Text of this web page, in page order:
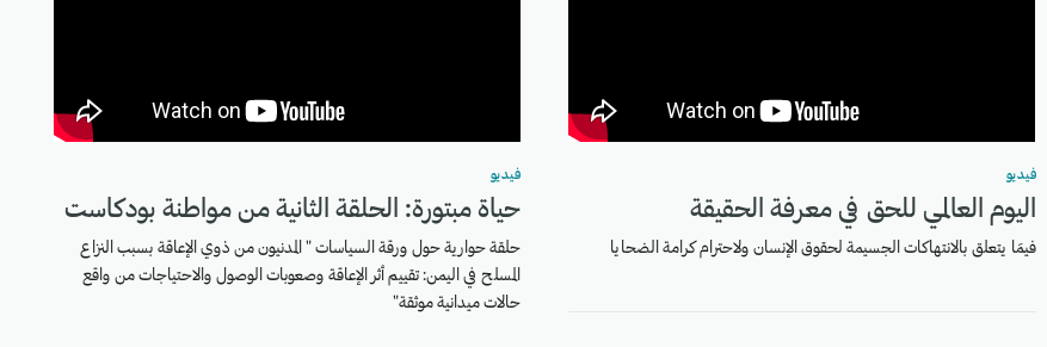
فيديو
اليوم العالمي للحق في معرفة الحقيقة
فيمَا يتعلق بالانتهاكات الجسيمة لحقوق الإنسان ولاحترام كرامة الضحايا
فيديو
حياة مبتورة: الحلقة الثانية من مواطنة بودكاست
حلقة حوارية حول ورقة السياسات " المدنيون من ذوي الإعاقة بسبب النزاع
المسلح في اليمن: تقييم أثر الإعاقة وصعوبات الوصول والاحتياجات من واقع
حالات ميدانية موثقة"